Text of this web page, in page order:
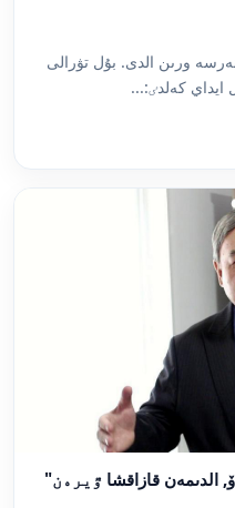
ورىن الدى. بۇل تۋرالى
ايداي كەلدٸ:...
الدىمەن قازاقشا ٷيرەن"